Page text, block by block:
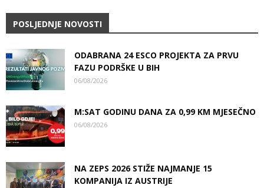
POSLJEDNJE NOVOSTI
ODABRANA 24 ESCO PROJEKTA ZA PRVU
FAZU PODRŠKE U BIH
06/08/2026
M:SAT GODINU DANA ZA 0,99 KM MJESEČNO
06/08/2026
NA ZEPS 2026 STIŽE NAJMANJE 15
KOMPANIJA IZ AUSTRIJE